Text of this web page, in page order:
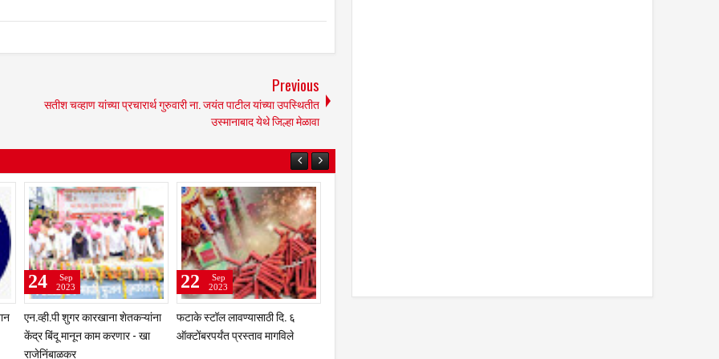
Previous
सतीश चव्हाण यांच्या प्रचारार्थ गुरुवारी ना. जयंत पाटील यांच्या उपस्थितीत
उस्मानाबाद येथे जिल्हा मेळावा
भंडारी येथील नितीन शिंदे आर्मी
कम्बाईन ट्रेनिंगसाठी अमेरिकेला रवाना
25
Sep
2023
अवैध मद्य विरोधी विशेष मोहिमेदरम्यान
जिल्हा भरात 12 छापे
24
Sep
2023